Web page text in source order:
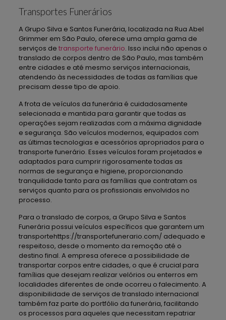
Transportes Funerários
A Grupo Silva e Santos Funerária, localizada na Rua Abel
Grimmer em São Paulo, oferece uma ampla gama de
serviços de transporte funerário. Isso inclui não apenas o
translado de corpos dentro de São Paulo, mas também
entre cidades e até mesmo serviços internacionais,
atendendo às necessidades de todas as famílias que
precisam desse tipo de apoio.
A frota de veículos da funerária é cuidadosamente
selecionada e mantida para garantir que todas as
operações sejam realizadas com a máxima dignidade
e segurança. São veículos modernos, equipados com
as últimas tecnologias e acessórios apropriados para o
transporte funerário. Esses veículos foram projetados e
adaptados para cumprir rigorosamente todas as
normas de segurança e higiene, proporcionando
tranquilidade tanto para as famílias que contratam os
serviços quanto para os profissionais envolvidos no
processo.
Para o translado de corpos, a Grupo Silva e Santos
Funerária possui veículos específicos que garantem um
transportehttps://transportefunerario.com/ adequado e
respeitoso, desde o momento da remoção até o
destino final. A empresa oferece a possibilidade de
transportar corpos entre cidades, o que é crucial para
famílias que desejam realizar velórios ou enterros em
localidades diferentes de onde ocorreu o falecimento. A
disponibilidade de serviços de translado internacional
também faz parte do portfólio da funerária, facilitando
os processos para aqueles que necessitam repatriar